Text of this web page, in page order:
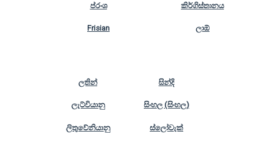
ප්රංශ
Frisian
කිර්ගිස්තානය
ලාඕ
ලතින්
ලැට්වියානු
ලිතුවේනියානු
සින්දි
සිංහල (සිංහල)
ස්ලෝවැක්